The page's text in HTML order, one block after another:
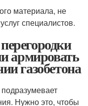
материала, не
специалистов.
армировать
газобетона
Нужно это, чтобы